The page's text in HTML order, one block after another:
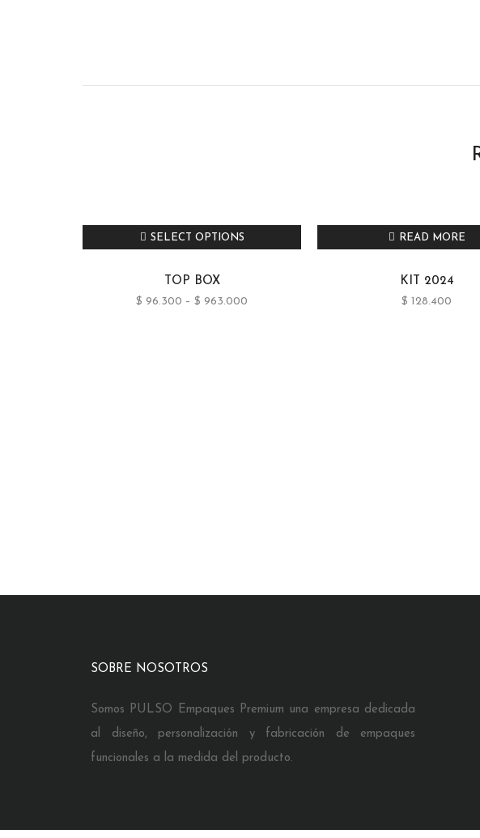
SELECT OPTIONS
TOP BOX
$ 96.300 – $ 963.000
READ MORE
KIT 2024
$ 128.400
SOBRE NOSOTROS
Somos PULSO Empaques Premium una empresa dedicada
al diseño, personalización y fabricación de empaques
funcionales a la medida del producto.